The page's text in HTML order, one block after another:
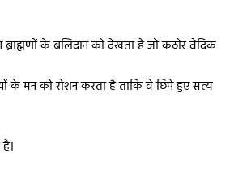
के बलिदान को देखता है जो कठोर वैदिक
के मन को रोशन करता है ताकि वे छिपे हुए सत्य